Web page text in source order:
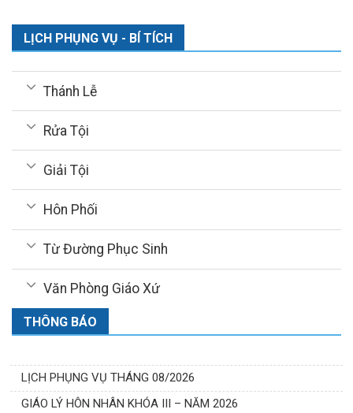
LỊCH PHỤNG VỤ - BÍ TÍCH
Thánh Lễ
Rửa Tội
Giải Tội
Hôn Phối
Từ Đường Phục Sinh
Văn Phòng Giáo Xứ
THÔNG BÁO
LỊCH PHỤNG VỤ THÁNG 08/2026
GIÁO LÝ HÔN NHÂN KHÓA III – NĂM 2026